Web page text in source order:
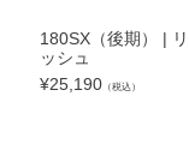
180SX（後期） |
ッシュ
¥25,190 （税込）